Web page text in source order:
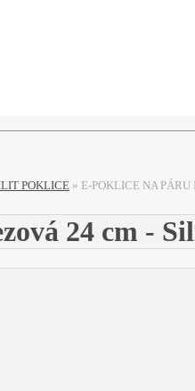
POKLICE » E-POKLICE NA
24 cm -